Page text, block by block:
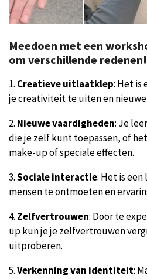
Meedoen met een
om verschillende redenen!
1. Creatieve uitlaatklep: Het is
je creativiteit te uiten en
2. Nieuwe vaardigheden: Je
die je zelf kunt toepassen, of
make-up of speciale effecten.
3.Sociale interactie: Het is
mensen te ontmoeten en
4. Zelfvertrouwen: Door te
up kun je je zelfvertrouwen
uitproberen.
5.Verkenning van identiteit: